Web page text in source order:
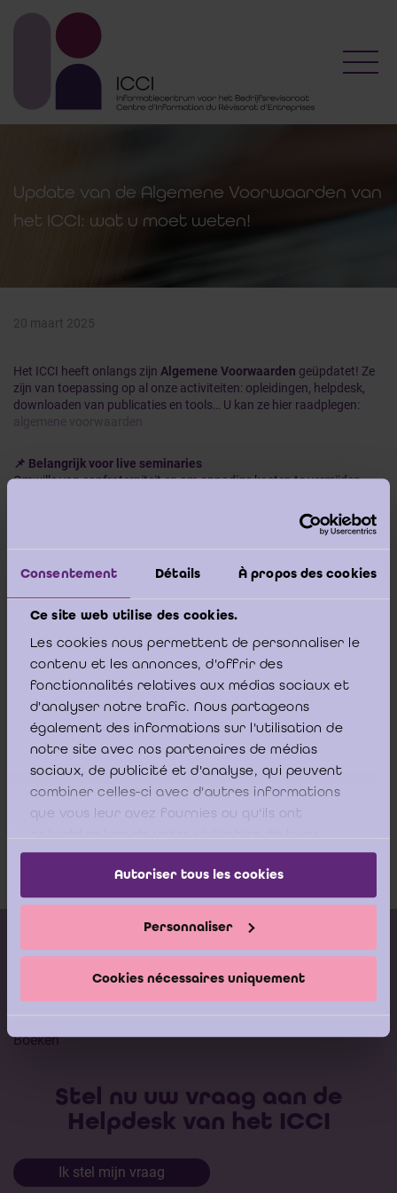
Consentement Détails À propos des cookies
Ce site web utilise des cookies.
Les cookies nous permettent de personnaliser le
contenu et les annonces, d'offrir des
fonctionnalités relatives aux médias sociaux et
d'analyser notre trafic. Nous partageons
également des informations sur l'utilisation de
notre site avec nos partenaires de médias
sociaux, de publicité et d'analyse, qui peuvent
combiner celles-ci avec d'autres informations
que vous leur avez fournies ou qu'ils ont
services.
Autoriser tous les cookies
Personnaliser
Cookies nécessaires uniquement
Update van de Algemene Voorwaarden van
het ICCI: wat u moet weten!
20 maart 2025
Het ICCI heeft onlangs zijn Algemene Voorwaarden geüpdatet! Ze
zijn van toepassing op al onze activiteiten: opleidingen, helpdesk,
downloaden van publicaties en tools… U kan ze hier raadplegen:
algemene voorwaarden
📌 Belangrijk voor live seminaries
Omwille van confraterniteit en om onnodige kosten te vermijden,
aangerekend bij laattijdige annulering of afwezigheid van een
👉Deze vergoeding is niet van toepassing in de volgende
✅ Annulering
minstens 7 dagen op voorhand
melden viaeducation@icci.be
✅ Vervanging door een confrater of een stagiair (mogelijktot de
dag zelf
(voor uzelf of een naaste), te bezorgen binnen
7 dagen na de opleiding
Goed nieuws! U krijgt één joker per kalenderjaar: uw eerste
afwezigheid zonder doktersattest wordt niet aangerekend.
Bedankt voor uw begrip en engagement!
Gepubliceerde adviezen
Modeldocumenten
Boeken
Stel nu uw vraag aan de
Helpdesk van het ICCI
Ik stel mijn vraag